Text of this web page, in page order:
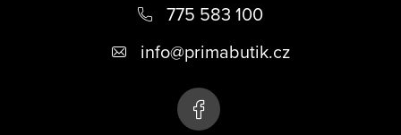
775 583 100
info@primabutik.cz